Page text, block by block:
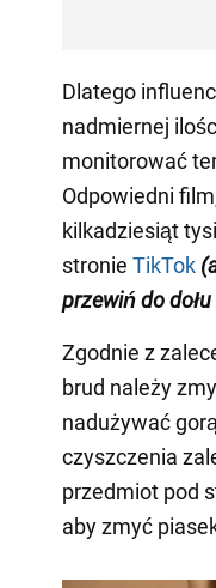
Dlatego
nadmiernej
monitorować
Odpowiedni
kilkadziesiąt
stronie TikTok
przewiń do
Zgodnie z
brud należy
nadużywać
czyszczenia
przedmiot pod
aby zmyć